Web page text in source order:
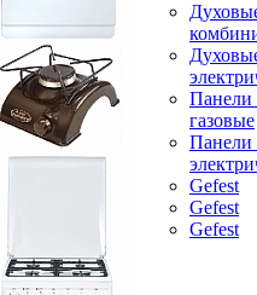
Панели
газовые
Панели
Gefest
Gefest
Gefest